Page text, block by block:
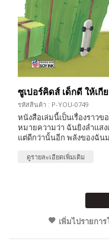
ซูเปอร์คิดส์ เด็กดี ให้เกี
รหัสสินค้า : P-YOU-0749
หนังสือเล่มนี้เป็นเรื่องราว
หมายความว่า ฉันยิงลำแส
แต่ดีกว่านั้นอีก พลังของฉัน
ดูรายละเอียดเพิ่มเติม
เพิ่มไปรายการ